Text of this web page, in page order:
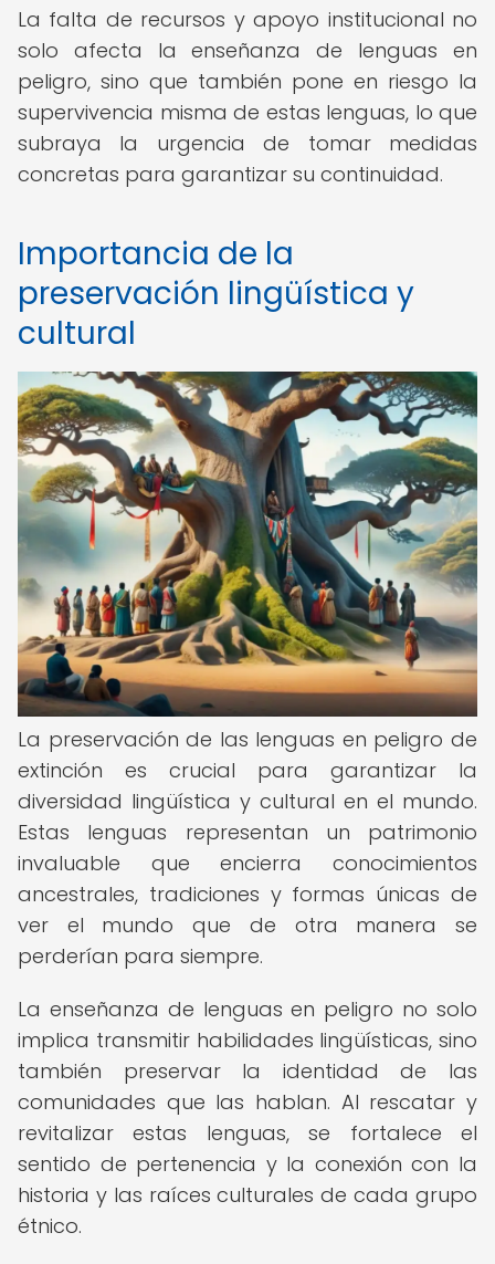
La falta de recursos y apoyo institucional no
solo afecta la enseñanza de lenguas en
peligro, sino que también pone en riesgo la
supervivencia misma de estas lenguas, lo que
subraya la urgencia de tomar medidas
concretas para garantizar su continuidad.
Importancia de la
preservación lingüística y
cultural
La preservación de las lenguas en peligro de
extinción es crucial para garantizar la
diversidad lingüística y cultural en el mundo.
Estas lenguas representan un patrimonio
invaluable que encierra conocimientos
ancestrales, tradiciones y formas únicas de
ver el mundo que de otra manera se
perderían para siempre.
La enseñanza de lenguas en peligro no solo
implica transmitir habilidades lingüísticas, sino
también preservar la identidad de las
comunidades que las hablan. Al rescatar y
revitalizar estas lenguas, se fortalece el
sentido de pertenencia y la conexión con la
historia y las raíces culturales de cada grupo
étnico.